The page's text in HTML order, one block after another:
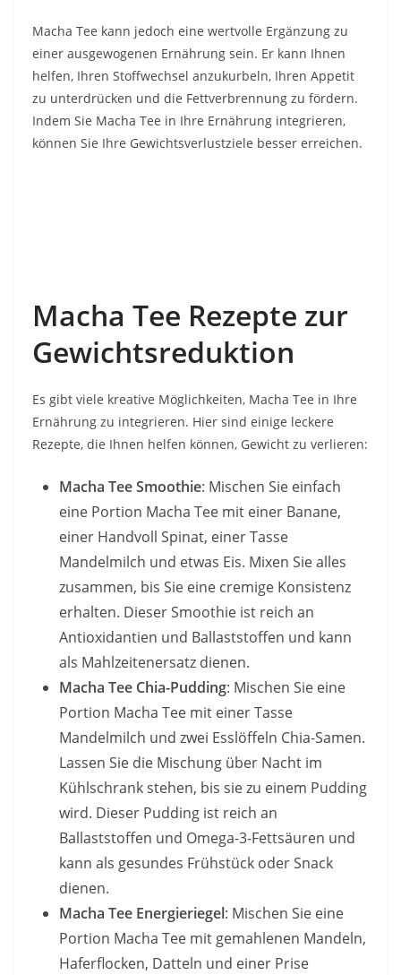
Macha Tee kann jedoch eine wertvolle Ergänzung zu
einer ausgewogenen Ernährung sein. Er kann Ihnen
helfen, Ihren Stoffwechsel anzukurbeln, Ihren Appetit
zu unterdrücken und die Fettverbrennung zu fördern.
Indem Sie Macha Tee in Ihre Ernährung integrieren,
können Sie Ihre Gewichtsverlustziele besser erreichen.
Macha Tee Rezepte zur
Gewichtsreduktion
Es gibt viele kreative Möglichkeiten, Macha Tee in Ihre
Ernährung zu integrieren. Hier sind einige leckere
Rezepte, die Ihnen helfen können, Gewicht zu verlieren:
Macha Tee Smoothie: Mischen Sie einfach
eine Portion Macha Tee mit einer Banane,
einer Handvoll Spinat, einer Tasse
Mandelmilch und etwas Eis. Mixen Sie alles
zusammen, bis Sie eine cremige Konsistenz
erhalten. Dieser Smoothie ist reich an
Antioxidantien und Ballaststoffen und kann
als Mahlzeitenersatz dienen.
Macha Tee Chia-Pudding: Mischen Sie eine
Portion Macha Tee mit einer Tasse
Mandelmilch und zwei Esslöffeln Chia-Samen.
Lassen Sie die Mischung über Nacht im
Kühlschrank stehen, bis sie zu einem Pudding
wird. Dieser Pudding ist reich an
Ballaststoffen und Omega-3-Fettsäuren und
kann als gesundes Frühstück oder Snack
dienen.
Macha Tee Energieriegel: Mischen Sie eine
Portion Macha Tee mit gemahlenen Mandeln,
Haferflocken, Datteln und einer Prise